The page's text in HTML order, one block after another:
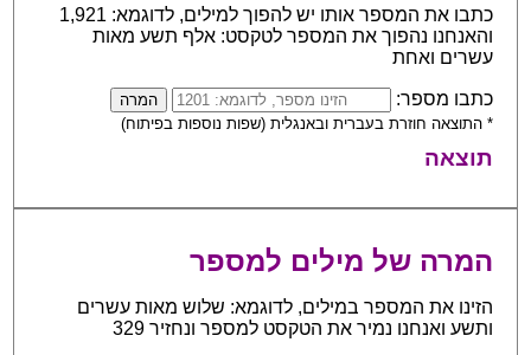
כתבו את המספר אותו יש להפוך למילים, לדוגמא: 1,921
והאנחנו נהפוך את המספר לטקסט: אלף תשע מאות
עשרים ואחת
כתבו מספר:
* התוצאה חוזרת בעברית ובאנגלית (שפות נוספות בפיתוח)
תוצאה
המרה של מילים למספר
הזינו את המספר במילים, לדוגמא: שלוש מאות עשרים
ותשע ואנחנו נמיר את הטקסט למספר ונחזיר 329